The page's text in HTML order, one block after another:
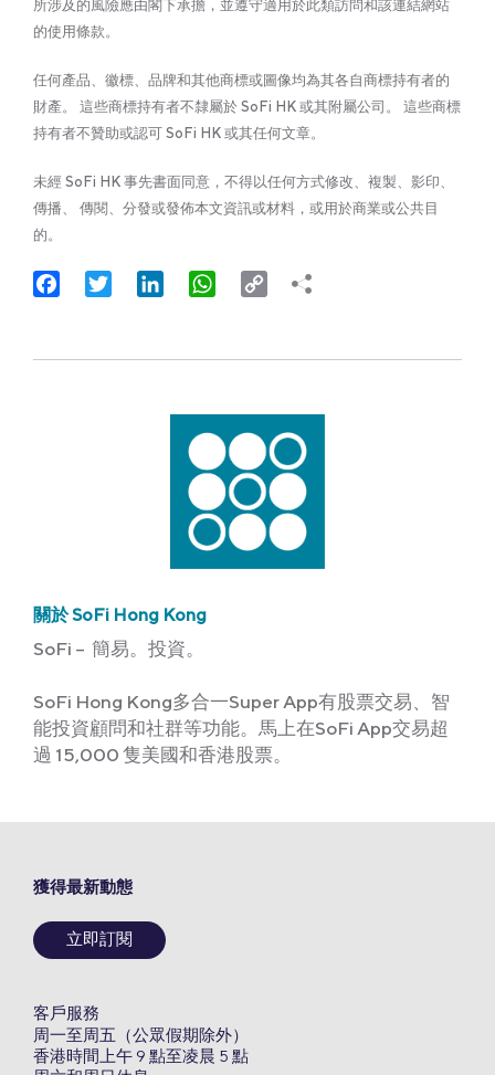
所涉及的風險應由閣下承擔，並遵守適用於此類訪問和該連結網站
的使用條款。
任何產品、徽標、品牌和其他商標或圖像均為其各自商標持有者的
財產。 這些商標持有者不隸屬於 SoFi HK 或其附屬公司。 這些商標
持有者不贊助或認可 SoFi HK 或其任何文章。
未經 SoFi HK 事先書面同意，不得以任何方式修改、複製、影印、
傳播、 傳閱、分發或發佈本文資訊或材料，或用於商業或公共目
的。
FacebookTwitter LinkedInWhatsApp
Copy
關於 SoFi Hong Kong
SoFi – 簡易。投資。
SoFi Hong Kong多合一Super App有股票交易、智
能投資顧問和社群等功能。馬上在SoFi App交易超
過 15,000 隻美國和香港股票。
獲得最新動態
立即訂閱
客戶服務
周一至周五（公眾假期除外）
香港時間上午 9 點至凌晨 5 點